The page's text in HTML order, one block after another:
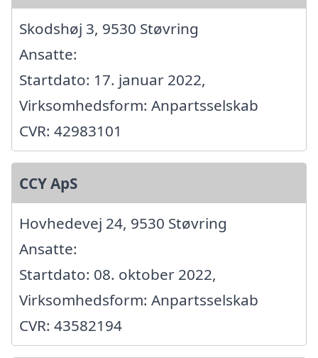
Skodshøj 3, 9530 Støvring
Ansatte:
Startdato: 17. januar 2022,
Virksomhedsform: Anpartsselskab
CVR: 42983101
CCY ApS
Hovhedevej 24, 9530 Støvring
Ansatte:
Startdato: 08. oktober 2022,
Virksomhedsform: Anpartsselskab
CVR: 43582194